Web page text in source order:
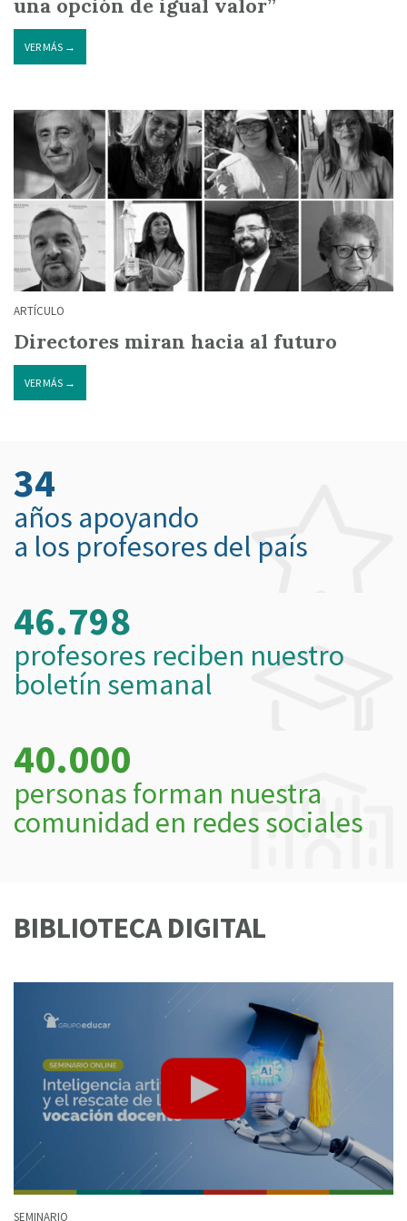
una opción de igual valor”
VER MÁS →
ARTÍCULO
Directores miran hacia al futuro
VER MÁS →
34
años apoyando
a los profesores del país
46.798
profesores reciben nuestro
boletín semanal
40.000
personas forman nuestra
comunidad en redes sociales
BIBLIOTECA DIGITAL
SEMINARIO